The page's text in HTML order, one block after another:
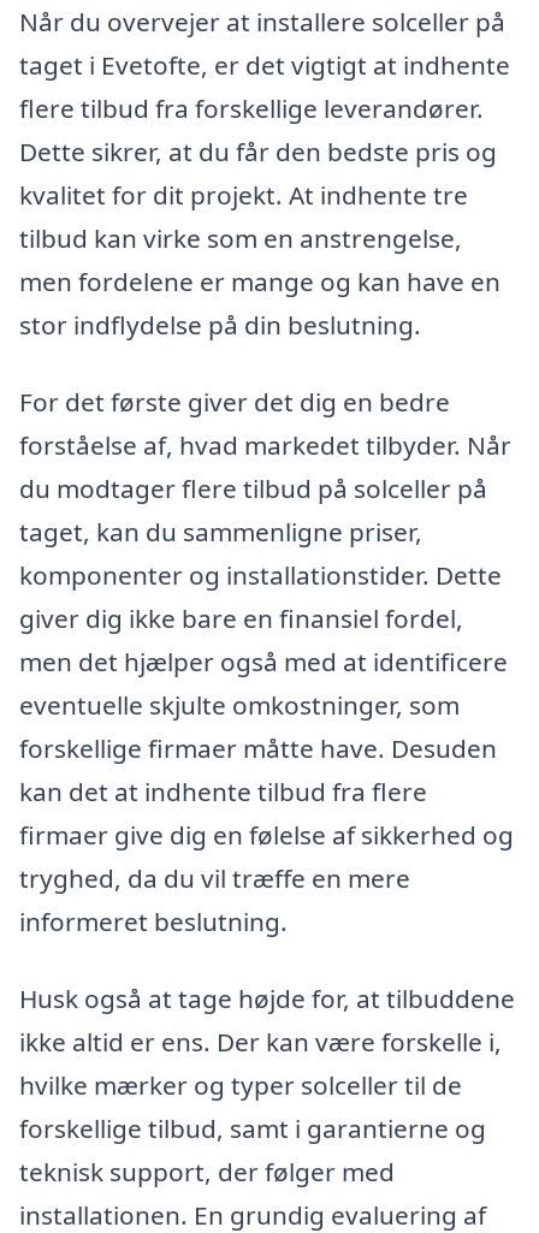
Når du overvejer at installere solceller på
taget i Evetofte, er det vigtigt at indhente
flere tilbud fra forskellige leverandører.
Dette sikrer, at du får den bedste pris og
kvalitet for dit projekt. At indhente tre
tilbud kan virke som en anstrengelse,
men fordelene er mange og kan have en
stor indflydelse på din beslutning.
For det første giver det dig en bedre
forståelse af, hvad markedet tilbyder. Når
du modtager flere tilbud på solceller på
taget, kan du sammenligne priser,
komponenter og installationstider. Dette
giver dig ikke bare en finansiel fordel,
men det hjælper også med at identificere
eventuelle skjulte omkostninger, som
forskellige firmaer måtte have. Desuden
kan det at indhente tilbud fra flere
firmaer give dig en følelse af sikkerhed og
tryghed, da du vil træffe en mere
informeret beslutning.
Husk også at tage højde for, at tilbuddene
ikke altid er ens. Der kan være forskelle i,
hvilke mærker og typer solceller til de
forskellige tilbud, samt i garantierne og
teknisk support, der følger med
installationen. En grundig evaluering af